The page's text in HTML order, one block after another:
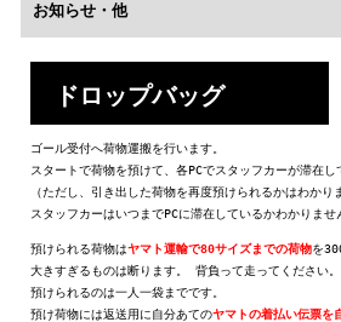
お知らせ・他
ドロップバッグ
ゴール受付へ荷物運搬を行います。
スタートで荷物を預けて、各PCでスタッフカーが滞在
（ただし、引き出した荷物を再度預けられるかはわか
スタッフカーはいつまでPCに滞在しているかわかりま
預けられる荷物はヤマト運輸で80サイズま​での荷物を​
大きすぎるものは断ります。 背負って走ってください。
預けられるのは一人一袋までです。
預け荷物には返送用に自分あてのヤマトの着払い伝票を